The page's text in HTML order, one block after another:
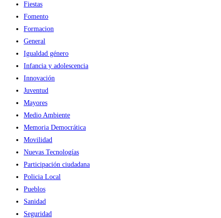
Fiestas
Fomento
Formacion
General
Igualdad género
Infancia y adolescencia
Innovación
Juventud
Mayores
Medio Ambiente
Memoria Democrática
Movilidad
Nuevas Tecnologías
Participación ciudadana
Policia Local
Pueblos
Sanidad
Seguridad